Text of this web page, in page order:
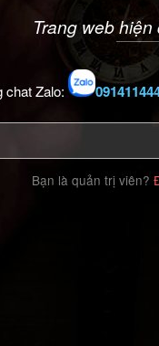
Trang web
chat Zalo:
Bạn là quản trị viên?